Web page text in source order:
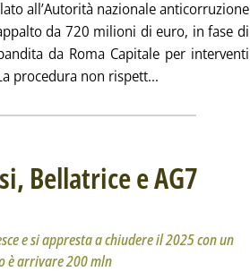
all’Autorità nazionale anticorruzione
da 720 milioni di euro, in fase di
da Roma Capitale per interventi
procedura non rispett...
Bellatrice e AG7
e si appresta a chiudere il 2025 con un
è arrivare 200 mln